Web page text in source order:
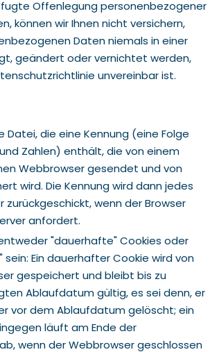
Offenlegung personenbezogener
können wir Ihnen nicht versichern,
Daten niemals in einer
geändert oder vernichtet werden,
unvereinbar ist.
Datei, die eine Kennung (eine Folge
Zahlen) enthält, die von einem
Webbrowser gesendet und von
wird. Die Kennung wird dann jedes
zurückgeschickt, wenn der Browser
anfordert.
"dauerhafte" Cookies oder
sein: Ein dauerhafter Cookie wird von
gespeichert und bleibt bis zu
Ablaufdatum gültig, es sei denn, er
vor dem Ablaufdatum gelöscht; ein
läuft am Ende der
wenn der Webbrowser geschlossen